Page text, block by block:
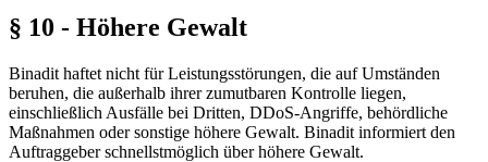
§ 10 - Höhere Gewalt
Binadit haftet nicht für Leistungsstörungen, die auf Umständen
beruhen, die außerhalb ihrer zumutbaren Kontrolle liegen,
einschließlich Ausfälle bei Dritten, DDoS-Angriffe, behördliche
Maßnahmen oder sonstige höhere Gewalt. Binadit informiert den
Auftraggeber schnellstmöglich über höhere Gewalt.